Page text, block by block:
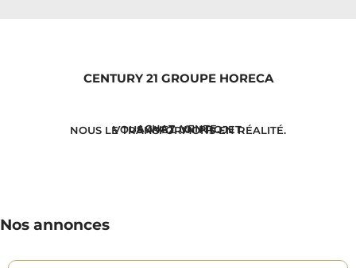
CENTURY 21 GROUPE HORECA
ACHAT. VENTE.
VOUS AVEZ UN PROJET.
NOUS LE TRANSFORMONS EN RÉALITÉ.
Nos annonces